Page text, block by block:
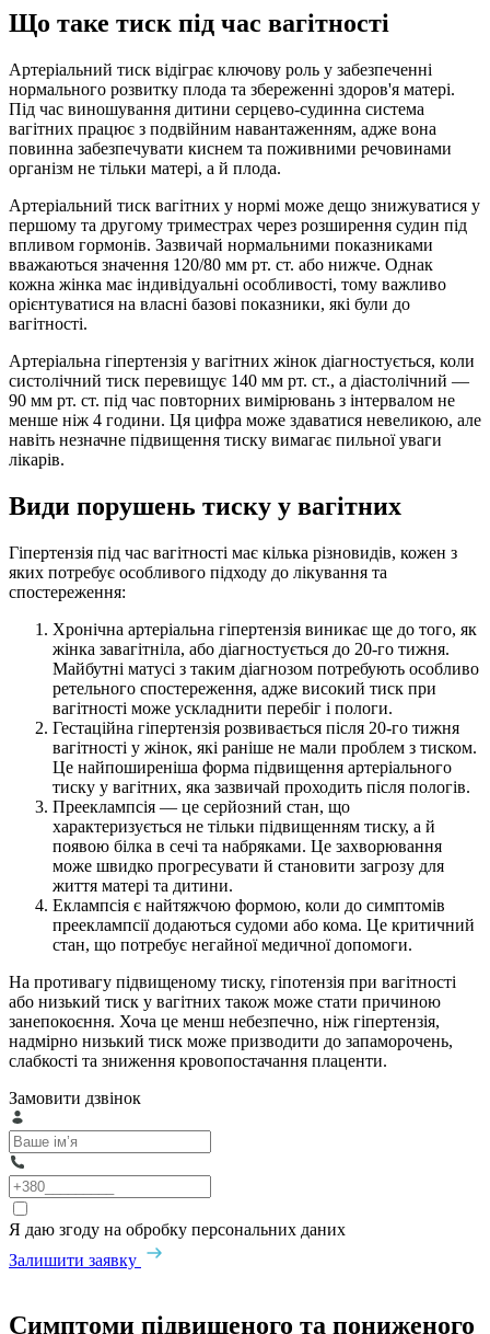
Що таке тиск під час вагітності
Артеріальний тиск відіграє ключову роль у забезпеченні
нормального розвитку плода та збереженні здоров'я матері.
Під час виношування дитини серцево-судинна система
вагітних працює з подвійним навантаженням, адже вона
повинна забезпечувати киснем та поживними речовинами
організм не тільки матері, а й плода.
Артеріальний тиск вагітних у нормі може дещо знижуватися у
першому та другому триместрах через розширення судин під
впливом гормонів. Зазвичай нормальними показниками
вважаються значення 120/80 мм рт. ст. або нижче. Однак
кожна жінка має індивідуальні особливості, тому важливо
орієнтуватися на власні базові показники, які були до
вагітності.
Артеріальна гіпертензія у вагітних жінок діагностується, коли
систолічний тиск перевищує 140 мм рт. ст., а діастолічний —
90 мм рт. ст. під час повторних вимірювань з інтервалом не
менше ніж 4 години. Ця цифра може здаватися невеликою, але
навіть незначне підвищення тиску вимагає пильної уваги
лікарів.
Види порушень тиску у вагітних
Гіпертензія під час вагітності має кілька різновидів, кожен з
яких потребує особливого підходу до лікування та
спостереження:
Хронічна артеріальна гіпертензія виникає ще до того, як
жінка завагітніла, або діагностується до 20-го тижня.
Майбутні матусі з таким діагнозом потребують особливо
ретельного спостереження, адже високий тиск при
вагітності може ускладнити перебіг і пологи.
Гестаційна гіпертензія розвивається після 20-го тижня
вагітності у жінок, які раніше не мали проблем з тиском.
Це найпоширеніша форма підвищення артеріального
тиску у вагітних, яка зазвичай проходить після пологів.
Прееклампсія — це серйозний стан, що
характеризується не тільки підвищенням тиску, а й
появою білка в сечі та набряками. Це захворювання
може швидко прогресувати й становити загрозу для
життя матері та дитини.
Еклампсія є найтяжчою формою, коли до симптомів
прееклампсії додаються судоми або кома. Це критичний
стан, що потребує негайної медичної допомоги.
На противагу підвищеному тиску, гіпотензія при вагітності
або низький тиск у вагітних також може стати причиною
занепокоєння. Хоча це менш небезпечно, ніж гіпертензія,
надмірно низький тиск може призводити до запаморочень,
слабкості та зниження кровопостачання плаценти.
Замовити дзвінок
Я даю згоду на обробку персональних даних
Залишити заявку
Симптоми підвищеного та пониженого